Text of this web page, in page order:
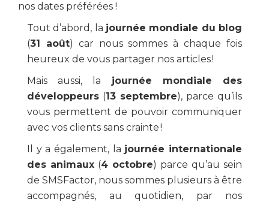
nos dates préférées !
Tout d’abord, la journée mondiale du blog
(31 août) car nous sommes à chaque fois
heureux de vous partager nos articles !
Mais aussi, la journée mondiale des
développeurs (13 septembre), parce qu’ils
vous permettent de pouvoir communiquer
avec vos clients sans crainte !
Il y a également, la journée internationale
des animaux (4 octobre) parce qu’au sein
de SMSFactor, nous sommes plusieurs à être
accompagnés, au quotidien, par nos